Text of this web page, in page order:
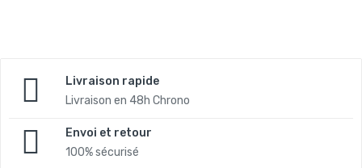
Livraison rapide
Livraison en 48h Chrono
Envoi et retour
100% sécurisé